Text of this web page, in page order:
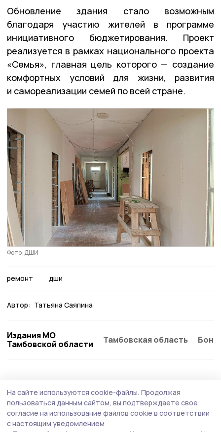
Обновление здания стало возможным
благодаря участию жителей в программе
инициативного бюджетирования. Проект
реализуется в рамках национального проекта
«Семья», главная цель которого — создание
комфортных условий для жизни, развития
и самореализации семей по всей стране.
Фото: ДШИ
ремонт дши
Автор: Татьяна Саяпина
Издания МО
Тамбовской области
Тамбовская область
В Тамбовской области участники и
ветераны СВО получили дипломы о
профессиональной переподготовке
На сайте используются cookie-файлы. Продолжая
пользоваться данным сайтом, вы подтверждаете свое
согласие на использование файлов cookie в соответствии
с настоящим уведомлением